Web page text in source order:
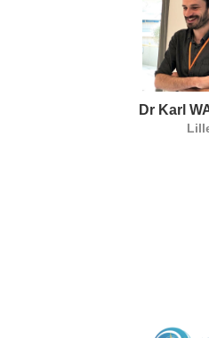
Dr Karl